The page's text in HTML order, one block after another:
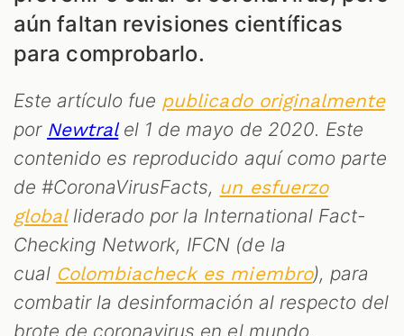
aún faltan revisiones científicas
para comprobarlo.
Este artículo fue publicado originalmente
por Newtralel 1 de mayo de 2020. Este
contenido es reproducido aquí como parte
de #CoronaVirusFacts, un esfuerzo
globalliderado por la International Fact-
Checking Network, IFCN (de la
cual Colombiacheck es miembro), para
combatir la desinformación al respecto del
brote de coronavirus en el mundo.